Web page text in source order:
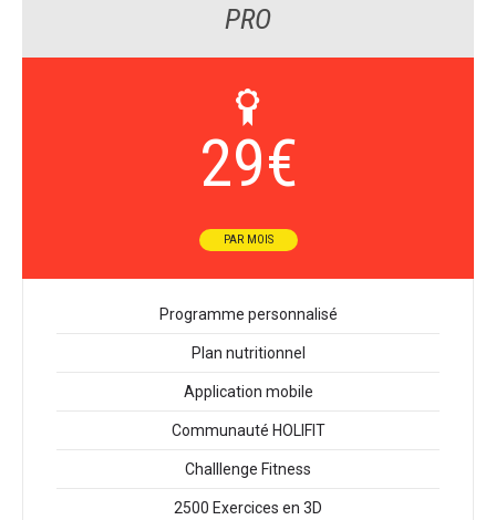
PRO
29€
PAR MOIS
Programme personnalisé
Plan nutritionnel
Application mobile
Communauté HOLIFIT
Challlenge Fitness
2500 Exercices en 3D